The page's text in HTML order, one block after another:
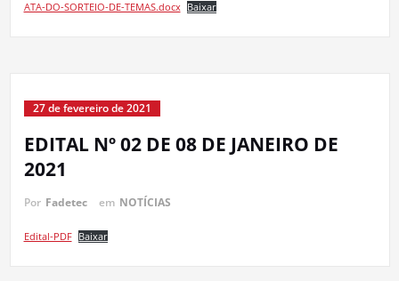
ATA-DO-SORTEIO-DE-TEMAS.docx Baixar
27 de fevereiro de 2021
EDITAL Nº 02 DE 08 DE JANEIRO DE
2021
Por Fadetec em NOTÍCIAS
Edital-PDF Baixar